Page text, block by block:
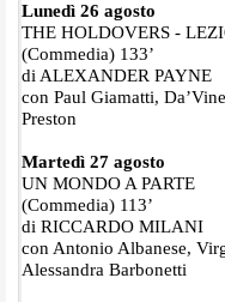
Lunedì 26 agosto
THE HOLDOVERS -
(Commedia) 133’
di ALEXANDER PAYNE
con Paul Giamatti,
Preston
Martedì 27 agosto
UN MONDO A PARTE
(Commedia) 113’
di RICCARDO MILANI
con Antonio Albanese,
Alessandra Barbonetti